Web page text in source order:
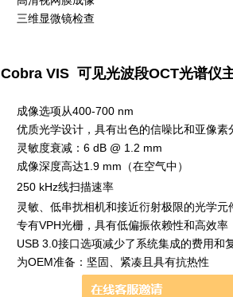
三维显微镜检查
Cobra VIS  可见光波段OCT光谱仪
成像选项从400-700 nm
优质光学设计，具有出色的信噪比和亚像
灵敏度衰减：6 dB @ 1.2 mm
成像深度高达1.9 mm（在空气中）
250 kHz线扫描速率
灵敏、低串扰相机和接近衍射极限的光学元
专有VPH光栅，具有低偏振依赖性和高效率
USB 3.0接口选项减少了系统集成的费用和
为OEM准备：坚固、紧凑且具有抗热性